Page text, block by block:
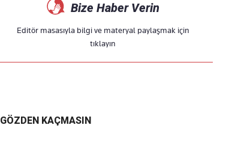
Bize Haber Verin
Editör masasıyla bilgi ve materyal paylaşmak için
tıklayın
GÖZDEN KAÇMASIN